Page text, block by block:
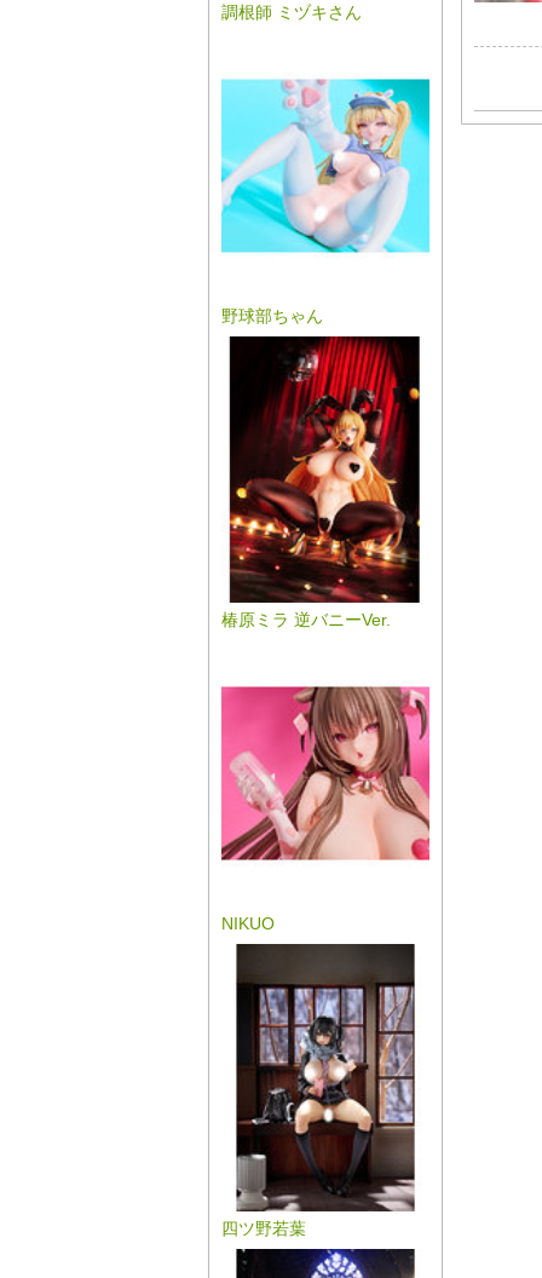
調根師 ミヅキさん
野球部ちゃん
椿原ミラ 逆バニーVer.
NIKUO
四ツ野若葉